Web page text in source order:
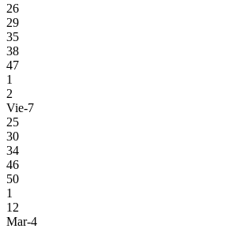
26
29
35
38
47
1
2
Vie-7
25
30
34
46
50
1
12
Mar-4